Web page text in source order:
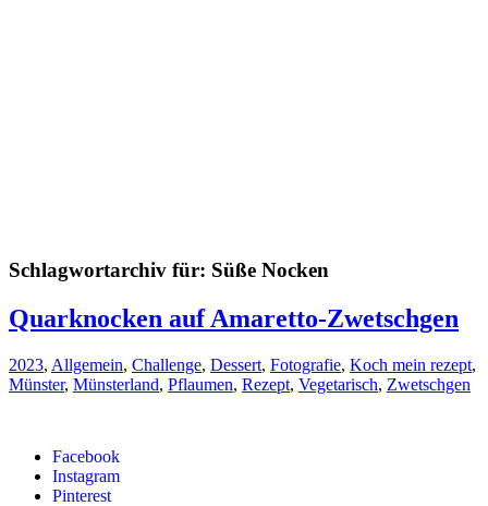
Facebook
Instagram
Pinterest
Schlagwortarchiv für: Süße Nocken
Quarknocken auf Amaretto-Zwetschgen
2023, Allgemein, Challenge, Dessert, Fotografie, Koch mein rezept,
Münster, Münsterland, Pflaumen, Rezept, Vegetarisch, Zwetschgen